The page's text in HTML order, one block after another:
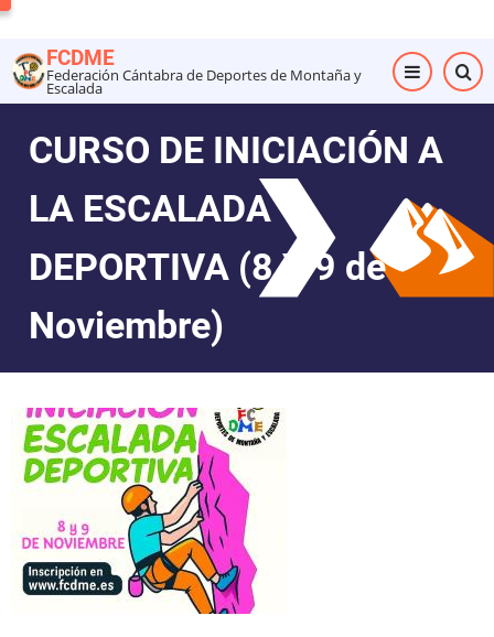
al
contenido
principal
FCDME
Federación Cántabra de Deportes de Montaña y
Escalada
CURSO DE INICIACIÓN A
LA ESCALADA
DEPORTIVA (8 Y 9 de
Noviembre)